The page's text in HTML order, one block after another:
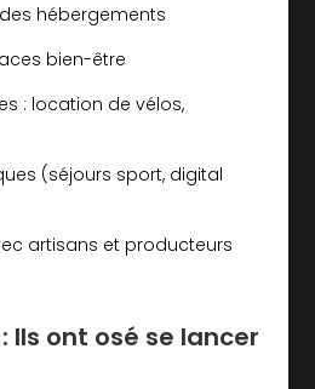
hébergements
bien-être
: location de vélos,
(séjours sport, digital
artisans et producteurs
Ils ont osé se lancer